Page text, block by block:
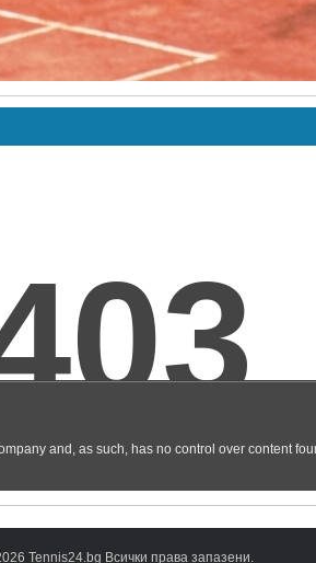
Tennis24.bg Всички права запазени.